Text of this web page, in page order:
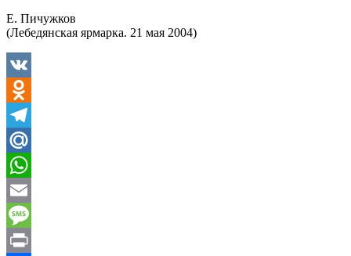
Е. Пичужков
(Лебедянская ярмарка. 21 мая 2004)
VK
Odnoklassniki
Telegram
Mail.Ru
WhatsApp
Email
Message